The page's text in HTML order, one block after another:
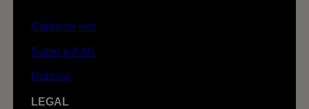
Contacta-nos
Sobre o AXN
Notícias
LEGAL